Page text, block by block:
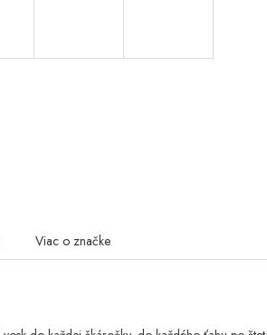
Viac o značke